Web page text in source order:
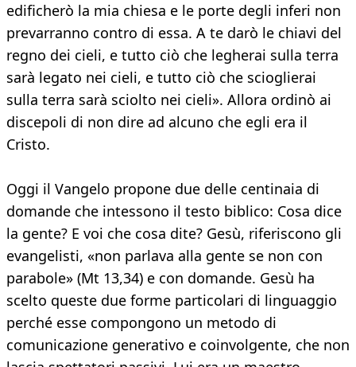
edificherò la mia chiesa e le porte degli inferi non
prevarranno contro di essa. A te darò le chiavi del
regno dei cieli, e tutto ciò che legherai sulla terra
sarà legato nei cieli, e tutto ciò che scioglierai
sulla terra sarà sciolto nei cieli». Allora ordinò ai
discepoli di non dire ad alcuno che egli era il
Cristo.
Oggi il Vangelo propone due delle centinaia di
domande che intessono il testo biblico: Cosa dice
la gente? E voi che cosa dite? Gesù, riferiscono gli
evangelisti, «non parlava alla gente se non con
parabole» (Mt 13,34) e con domande. Gesù ha
scelto queste due forme particolari di linguaggio
perché esse compongono un metodo di
comunicazione generativo e coinvolgente, che non